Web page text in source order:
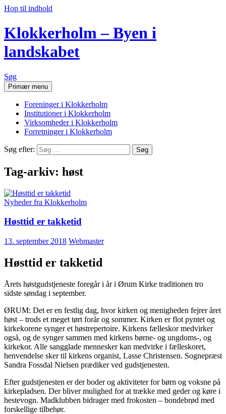
Hop til indhold
Klokkerholm – Byen i
landskabet
Søg
Primær menu
Foreninger i Klokkerholm
Institutioner i Klokkerholm
Virksomheder i Klokkerholm
Forretninger i Klokkerholm
Søg efter:
Tag-arkiv: høst
Nyheder fra Klokkerholm
Høsttid er takketid
13. september 2018 Webmaster
Høsttid er takketid
Årets høstgudstjeneste foregår i år i Ørum Kirke traditionen tro
sidste søndag i september.
ØRUM: Det er en festlig dag, hvor kirken og menigheden fejrer året
høst – trods et meget tørt forår og sommer. Kirken er flot pyntet og
kirkekorene synger et høstrepertoire. Kirkens fælleskor medvirker
også, og de synger sammen med kirkens børne- og ungdoms-, og
kirkekor. Alle sangglade mennesker kan medvirke i fælleskoret,
henvendelse sker til kirkens organist, Lasse Christensen. Sognepræst
Sandra Fossdal Nielsen prædiker ved gudstjenesten.
Efter gudstjenesten er der boder og aktiviteter for børn og voksne på
kirkepladsen. Der bliver mulighed for at trække med geder og køre i
hestevogn. Madklubben bidrager med frokosten – bondebrød med
forskellige tilbehør.